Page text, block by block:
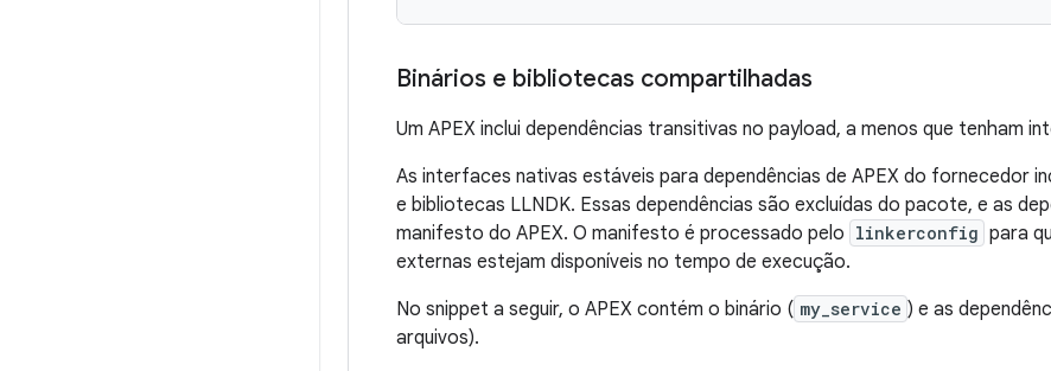
Binários e bibliotecas compartilhadas
Um APEX inclui dependências transitivas no payload, a menos que tenham
As interfaces nativas estáveis para dependências de APEX do fornecedor
e bibliotecas LLNDK. Essas dependências são excluídas do pacote, e as
manifesto do APEX. O manifesto é processado pelo linkerconfig para
externas estejam disponíveis no tempo de execução.
No snippet a seguir, o APEX contém o binário ( my_service ) e as
arquivos).